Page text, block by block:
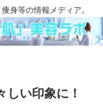
身等の情報メディア。
しい印象に！